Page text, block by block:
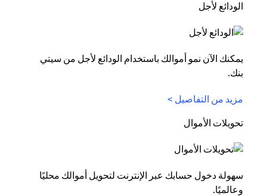
الودائع لأجل
يمكنك الآن نمو أموالك باستخدام الودائع لأجل من سيتي
بنك.
مزيد من التفاصيل >
تحويلات الأموال
سهولة دخول حسابك عبر الإنترنت لتحويل أموالك محليًا
وعالميًا.